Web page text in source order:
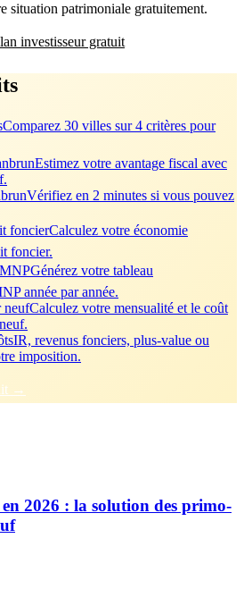
situation patrimoniale gratuitement.
investisseur gratuit
Comparez 30 villes sur 4 critères pour
Estimez votre avantage fiscal avec
Vérifiez en 2 minutes si vous pouvez
foncierCalculez votre économie
foncier.
Générez votre tableau
année par année.
neufCalculez votre mensualité et le coût
IR, revenus fonciers, plus-value ou
imposition.
→
2026 : la solution des primo-